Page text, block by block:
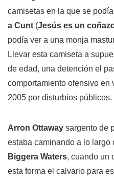
camisetas en la que se
a Cunt (Jesús es un
podía ver a una monja
Llevar esta camiseta a
de edad, una detención el
comportamiento ofensivo en
2005 por disturbios públicos.
Arron Ottaway sargento de
estaba caminando a lo largo
Biggera Waters, cuando un
esta forma el calvario para